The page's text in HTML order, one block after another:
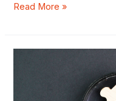
Read More »